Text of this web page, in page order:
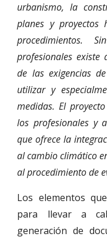
urbanismo, la
planes y proyectos
procedimientos.
profesionales existe
de las exigencias
utilizar y
medidas. El
los profesionales y
que ofrece la
al cambio climático
al procedimiento de
Los elementos
para llevar a
generación de